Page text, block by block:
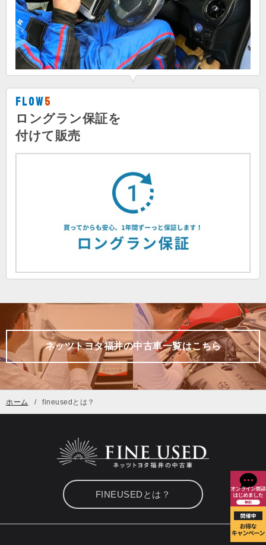
Flow5
ロングラン保証を
付けて販売
ネッツトヨタ福井の中古車一覧はこちら
ホーム fineusedとは？
FINEUSEDとは？